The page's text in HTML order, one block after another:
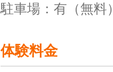
駐車場：有（無料）
体験料金